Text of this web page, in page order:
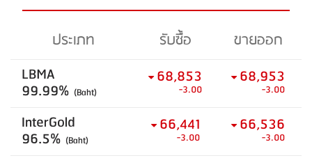
ประเภท รับซื้อ
ขายออก
LBMA
99.99% (Baht)
68,853
-3.00
68,953
-3.00
InterGold
96.5% (Baht)
66,441
-3.00
66,536
-3.00